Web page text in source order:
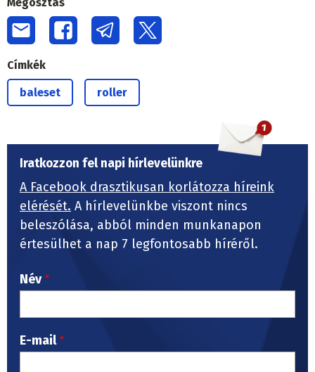
Megosztás
Címkék
baleset roller
Iratkozzon fel napi hírlevelünkre
A Facebook drasztikusan korlátozza híreink
elérését. A hírlevelünkbe viszont nincs
beleszólása, abból minden munkanapon
értesülhet a nap 7 legfontosabb híréről.
Név
E-mail